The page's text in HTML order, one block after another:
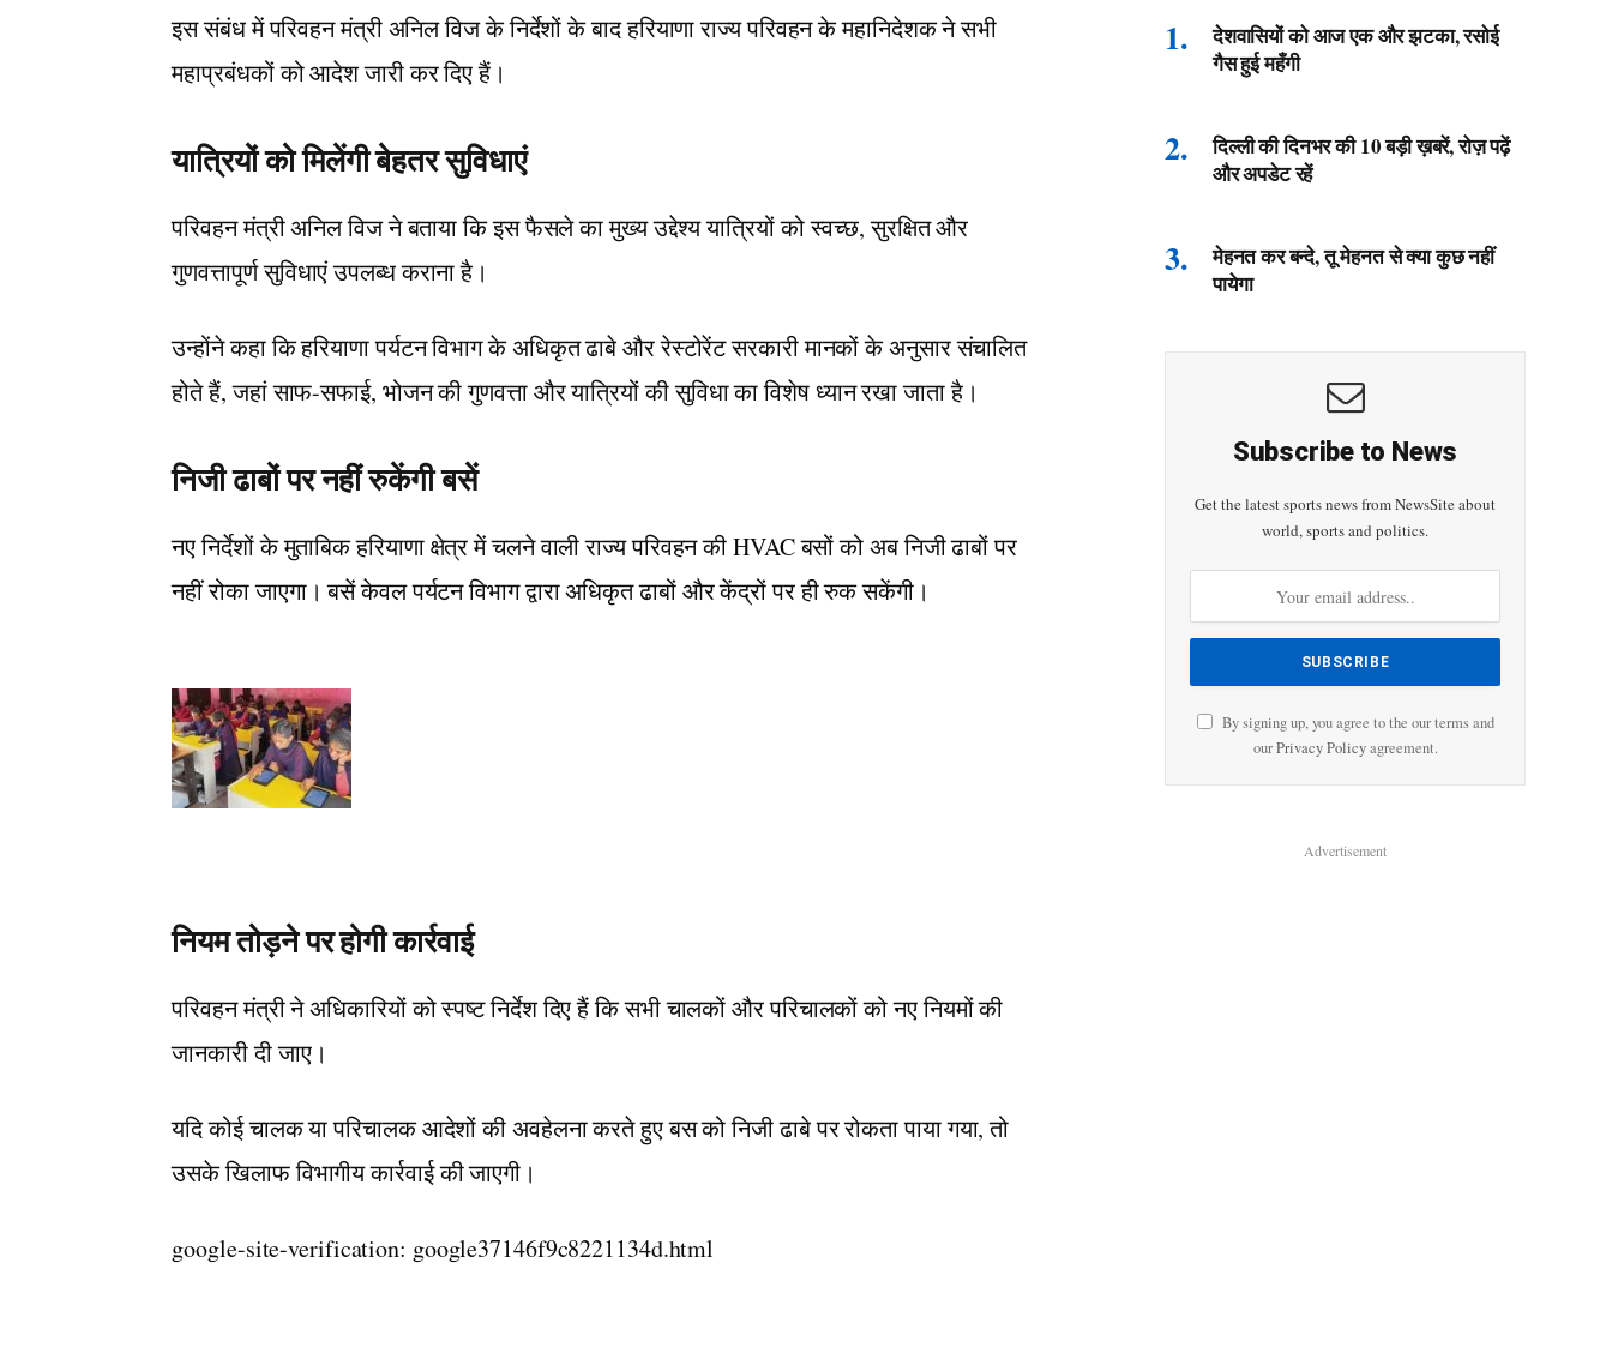
इस संबंध में परिवहन मंत्री अनिल विज के निर्देशों के बाद हरियाणा राज्य परिवहन के महानिदेशक ने सभी
महाप्रबंधकों को आदेश जारी कर दिए हैं।
यात्रियों को मिलेंगी बेहतर सुविधाएं
परिवहन मंत्री अनिल विज ने बताया कि इस फैसले का मुख्य उद्देश्य यात्रियों को स्वच्छ, सुरक्षित और
गुणवत्तापूर्ण सुविधाएं उपलब्ध कराना है।
उन्होंने कहा कि हरियाणा पर्यटन विभाग के अधिकृत ढाबे और रेस्टोरेंट सरकारी मानकों के अनुसार संचालित
होते हैं, जहां साफ-सफाई, भोजन की गुणवत्ता और यात्रियों की सुविधा का विशेष ध्यान रखा जाता है।
निजी ढाबों पर नहीं रुकेंगी बसें
नए निर्देशों के मुताबिक हरियाणा क्षेत्र में चलने वाली राज्य परिवहन की HVAC बसों को अब निजी ढाबों पर
नहीं रोका जाएगा। बसें केवल पर्यटन विभाग द्वारा अधिकृत ढाबों और केंद्रों पर ही रुक सकेंगी।
नियम तोड़ने पर होगी कार्रवाई
परिवहन मंत्री ने अधिकारियों को स्पष्ट निर्देश दिए हैं कि सभी चालकों और परिचालकों को नए नियमों की
जानकारी दी जाए।
यदि कोई चालक या परिचालक आदेशों की अवहेलना करते हुए बस को निजी ढाबे पर रोकता पाया गया, तो
उसके खिलाफ विभागीय कार्रवाई की जाएगी।
google-site-verification: google37146f9c8221134d.html
देशवासियों को आज एक और झटका, रसोई
गैस हुई महँगी
दिल्ली की दिनभर की 10 बड़ी ख़बरें, रोज़ पढ़ें
और अपडेट रहें
मेहनत कर बन्दे, तू मेहनत से क्या कुछ नहीं
पायेगा
Subscribe to News
Get the latest sports news from NewsSite about
world, sports and politics.
By signing up, you agree to the our terms and
ourPrivacy Policyagreement.
Advertisement